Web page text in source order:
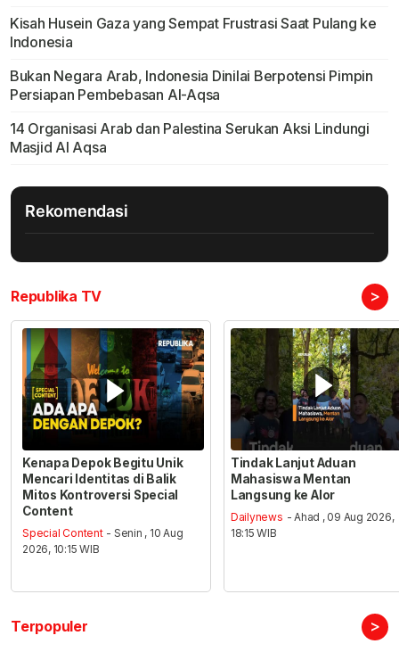
Kisah Husein Gaza yang Sempat Frustrasi Saat Pulang ke
Indonesia
Bukan Negara Arab, Indonesia Dinilai Berpotensi Pimpin
Persiapan Pembebasan Al-Aqsa
14 Organisasi Arab dan Palestina Serukan Aksi Lindungi
Masjid Al Aqsa
Rekomendasi
Republika TV >
Kenapa Depok Begitu Unik
Mencari Identitas di Balik
Mitos Kontroversi Special
Content
Special Content - Senin , 10 Aug
2026, 10:15 WIB
Tindak Lanjut Aduan
Mahasiswa Mentan
Langsung ke Alor
Dailynews - Ahad , 09 Aug 2026,
18:15 WIB
Terpopuler >